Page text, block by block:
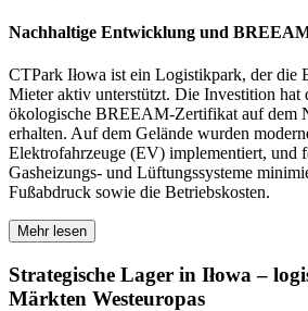
Nachhaltige Entwicklung und
CTPark Iłowa ist ein Logistikpark, der die
Mieter aktiv unterstützt. Die Investition hat
ökologische BREEAM-Zertifikat auf dem
erhalten. Auf dem Gelände wurden
Elektrofahrzeuge (EV) implementiert, und
Gasheizungs- und Lüftungssysteme
Fußabdruck sowie die Betriebskosten.
Mehr lesen
Strategische Lager in Iłowa –
Märkten Westeuropas